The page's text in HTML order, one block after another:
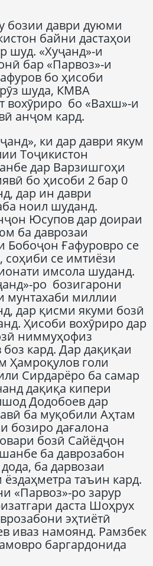
бозии даври дуюми
байни дастаҳои
шуд. «Хуҷанд»-и
бар «Парвоз»-и
бо ҳисоби
шуда, КМВА
вохӯриро бо «Вахш»-и
анҷом кард.
ки дар даври якум
Тоҷикистон
дар Варзишгоҳи
бо ҳисоби 2 бар 0
дар ин даври
ноил шуданд.
Юсупов дар доираи
ба даврозаи
Бобоҷон Ғафуровро се
соҳиби се имтиёзи
имсола шуданд.
ро бозигарони
мунтахаби миллии
дар қисми якуми бозӣ
Ҳисоби вохӯриро дар
ниммуҳофиз
кард. Дар дақиқаи
Ҳамроқулов голи
Сирдарёро ба самар
дақиқа кипери
Додобоев дар
ба муқобили Аҳтам
бозиро дағалона
бозӣ Сайёдҷон
ба даврозабон
ба дарвозаи
таъин кард.
«Парвоз»-ро зарур
даста Шоҳрух
эҳтиётӣ
иваз намоянд. Рамзбек
баргардонида